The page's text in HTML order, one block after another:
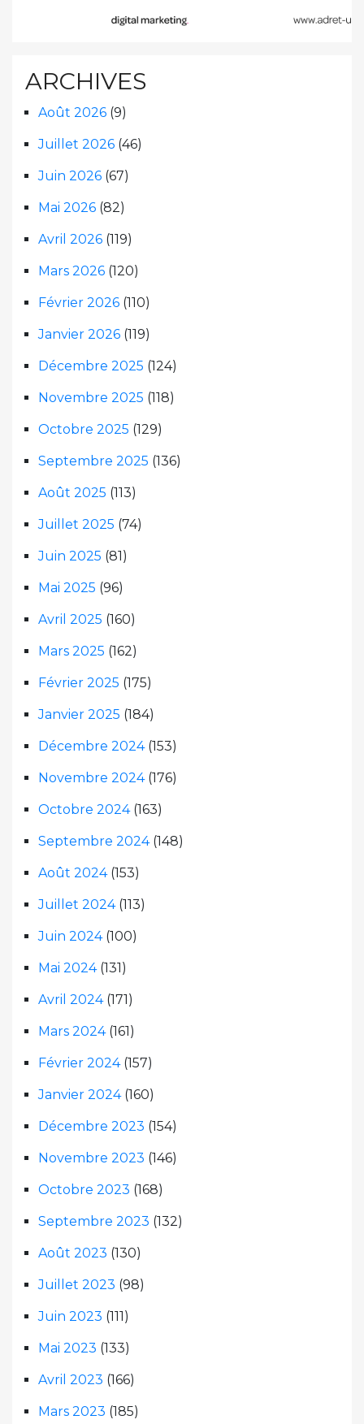
ARCHIVES
Août 2026 (9)
Juillet 2026 (46)
Juin 2026 (67)
Mai 2026 (82)
Avril 2026 (119)
Mars 2026 (120)
Février 2026 (110)
Janvier 2026 (119)
Décembre 2025 (124)
Novembre 2025 (118)
Octobre 2025 (129)
Septembre 2025 (136)
Août 2025 (113)
Juillet 2025 (74)
Juin 2025 (81)
Mai 2025 (96)
Avril 2025 (160)
Mars 2025 (162)
Février 2025 (175)
Janvier 2025 (184)
Décembre 2024(153)
Novembre 2024(176)
Octobre 2024(163)
Septembre 2024(148)
Août 2024(153)
Juillet 2024(113)
Juin 2024(100)
Mai 2024(131)
Avril 2024(171)
Mars 2024(161)
Février 2024(157)
Janvier 2024(160)
Décembre 2023 (154)
Novembre 2023 (146)
Octobre 2023 (168)
Septembre 2023 (132)
Août 2023 (130)
Juillet 2023 (98)
Juin 2023 (111)
Mai 2023 (133)
Avril 2023 (166)
Mars 2023 (185)